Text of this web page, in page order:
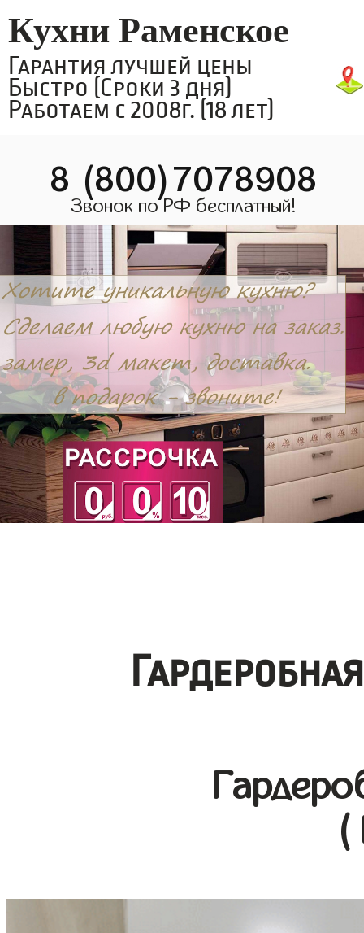
Кухни Раменское
Гарантия лучшей цены
Быстро (Сроки 3 дня)
Работаем с 2008г. (18 лет)
8 (800)7078908
Звонок по РФ бесплатный!
(